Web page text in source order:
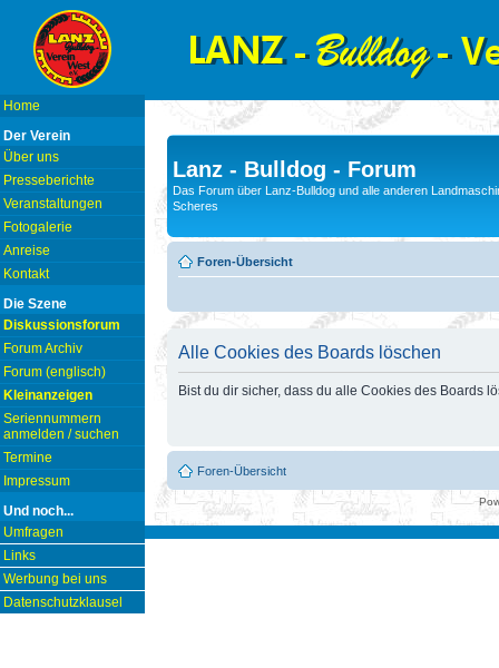
Home
Der Verein
Über uns
Presseberichte
Veranstaltungen
Fotogalerie
Anreise
Kontakt
Die Szene
Diskussionsforum
Forum Archiv
Forum (englisch)
Kleinanzeigen
Seriennummern
anmelden / suchen
Termine
Impressum
Und noch...
Umfragen
Links
Werbung bei uns
Datenschutzklausel
Lanz - Bulldog - Forum
Das Forum über Lanz-Bulldog und alle anderen
Scheres
Foren-Übersicht
Alle Cookies des Boards löschen
Bist du dir sicher, dass du alle Cookies des Boards
Foren-Übersicht